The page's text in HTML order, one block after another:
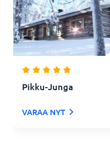
Pikku-Junga
VARAA NYT